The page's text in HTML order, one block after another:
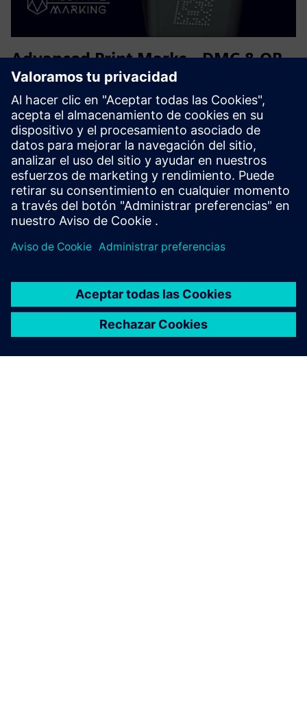
Advanced Print Marks - DMC & QR
for NX
Permite la serialización de piezas automatizada y legible
por máquina directamente dentro de Siemens NX.
Mediante el uso de plantillas y fuentes de datos, los
fabricantes generan marcas DMC/QR consistentes para
millones de piezas ...
Más información